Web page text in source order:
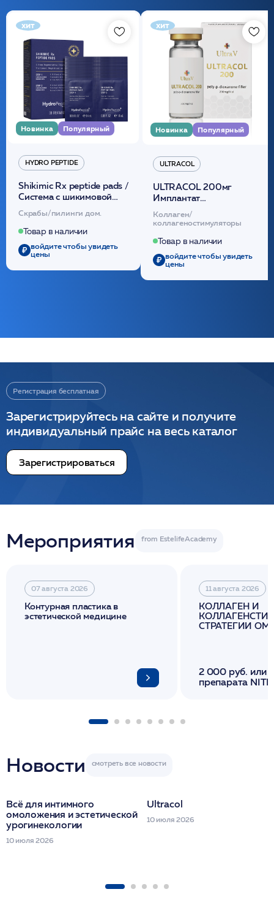
хит
Новинка Популярный
HYDRO PEPTIDE
Shikimic Rx peptide pads /
Cистема с шикимовой
кислотой обновляющая
(30шт) /HP
Скрабы/пилинги дом.
Товар в наличии
войдите чтобы увидеть
цены
хит
Новинка Популярный
ULTRACOL
ULTRACOL 200мг
Имплантат
внутридермальный,
стерильный на основе
полидиоксанона
/ULTRACOL
Коллаген/
коллагеностимуляторы
Товар в наличии
войдите чтобы увидеть
цены
Регистрация бесплатная
Зарегистрируйтесь на сайте и получите
индивидуальный прайс на весь каталог
Зарегистрироваться
Мероприятия
07 августа 2026
Контурная пластика в
эстетической медицине
11 августа 2026
КОЛЛАГЕН И
СТРАТЕГИИ
2 000 руб. или
препарата
Новости
Всё для интимного
омоложения и эстетической
урогинекологии
10 июля 2026
Ultracol
10 июля 2026